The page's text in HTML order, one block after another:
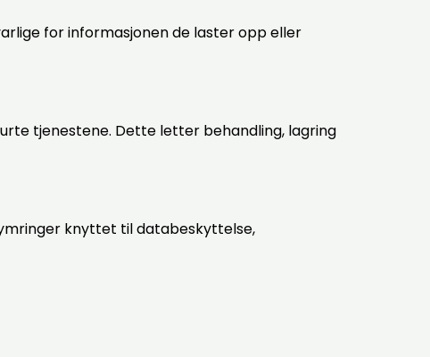
for informasjonen de laster opp eller
tjenestene. Dette letter behandling, lagring
knyttet til databeskyttelse,